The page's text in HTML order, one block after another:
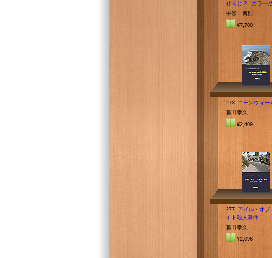
ぜ同じ!? カラー
中條 博則
¥7,700
273.
コーンウォー
藤田幸久
¥2,409
277. アイル・オブ
イト殺人事件
藤田幸久
¥2,096